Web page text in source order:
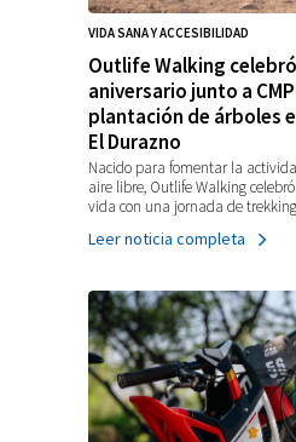
VIDA SANA Y ACCESIBILIDAD
Outlife Walking
aniversario junto a
plantación de árboles
El Durazno
Nacido para fomentar la
aire libre, Outlife Walking
vida con una jornada de
Leer noticia completa